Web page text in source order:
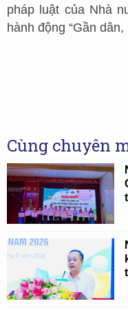
pháp luật của Nhà
hành động “Gần
Cùng chuyên